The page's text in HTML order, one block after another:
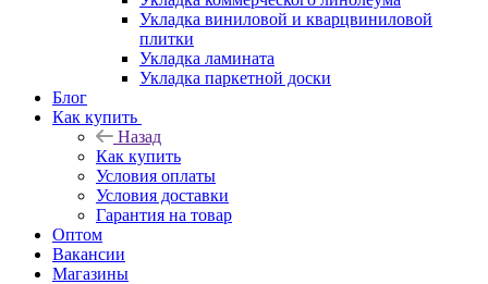
Укладка виниловой и кварцвиниловой
плитки
Укладка ламината
Укладка паркетной доски
Блог
Как купить
Назад
Как купить
Условия оплаты
Условия доставки
Гарантия на товар
Оптом
Вакансии
Магазины